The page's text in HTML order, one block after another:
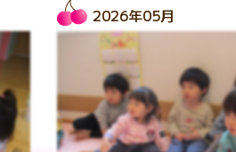
2026年05月